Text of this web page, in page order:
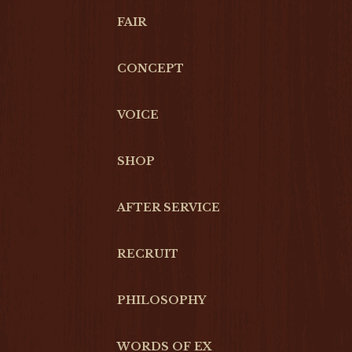
FAIR
CONCEPT
VOICE
SHOP
AFTER SERVICE
RECRUIT
PHILOSOPHY
WORDS OF EX